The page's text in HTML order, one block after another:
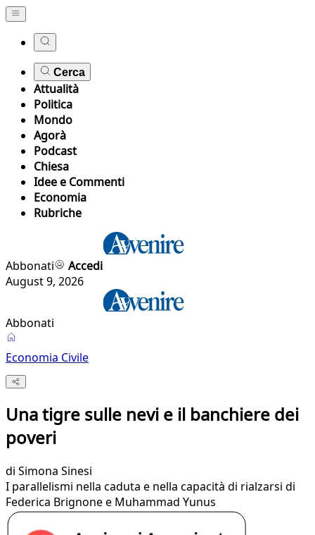
Cerca
Attualità
Politica
Mondo
Agorà
Podcast
Chiesa
Idee e Commenti
Economia
Rubriche
Abbonati
Accedi
August 9, 2026
Abbonati
Economia Civile
Una tigre sulle nevi e il banchiere dei
poveri
di Simona Sinesi
I parallelismi nella caduta e nella capacità di rialzarsi di
Federica Brignone e Muhammad Yunus